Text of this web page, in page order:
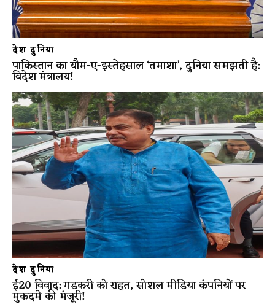
देश दुनिया
पाकिस्तान का यौम-ए-इस्तेहसाल ‘तमाशा’, दुनिया समझती है:
विदेश मंत्रालय!
देश दुनिया
ई20 विवाद: गडकरी को राहत, सोशल मीडिया कंपनियों पर
मुकदमे की मंजूरी!